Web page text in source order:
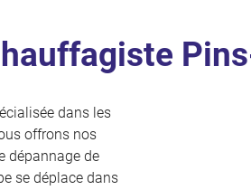
commerciales à
moment en
dans les
offrons nos
dépannage de
se déplace dans